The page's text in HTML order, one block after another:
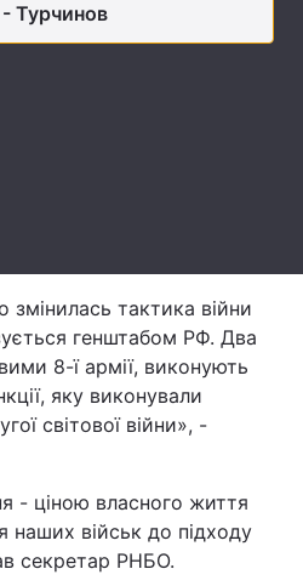
Погода
Вакансії
Турчинов
змінилась тактика війни
генштабом РФ. Два
8-ї армії, виконують
яку виконували
світової війни», -
- ціною власного життя
наших військ до підходу
секретар РНБО.